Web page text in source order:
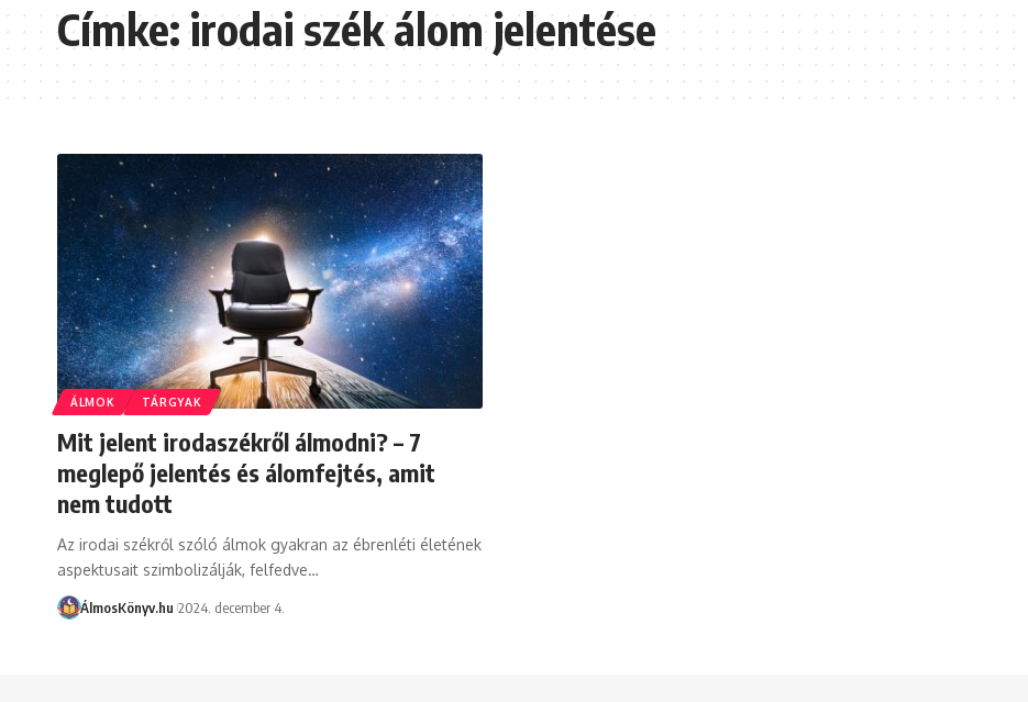
Címke:irodai szék álom jelentése
ÁLMOK TÁRGYAK
Mit jelent irodaszékről álmodni? – 7
meglepő jelentés és álomfejtés, amit
nem tudott
Az irodai székről szóló álmok gyakran az ébrenléti életének
aspektusait szimbolizálják, felfedve…
ÁlmosKönyv.hu 2024. december 4.